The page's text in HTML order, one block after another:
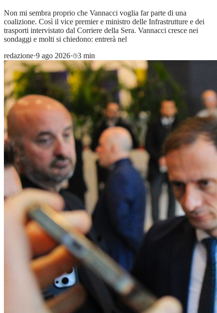
Non mi sembra proprio che Vannacci voglia far parte di una
coalizione. Così il vice premier e ministro delle Infrastrutture e dei
trasporti intervistato dal Corriere della Sera. Vannacci cresce nei
sondaggi e molti si chiedono: entrerà nel
redazione·9 ago 2026· 3 min